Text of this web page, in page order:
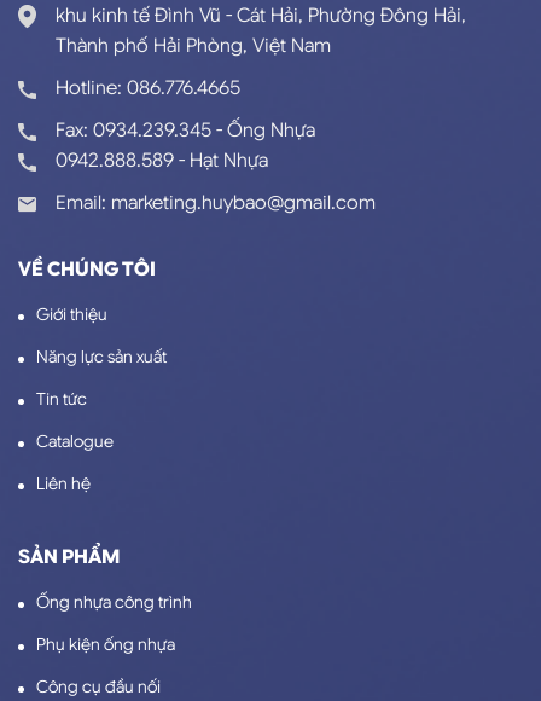
khu kinh tế Đình Vũ - Cát Hải, Phường Đông Hải,
Thành phố Hải Phòng, Việt Nam
Hotline: 086.776.4665
Fax: 0934.239.345 - Ống Nhựa
0942.888.589 - Hạt Nhựa
Email: marketing.huybao@gmail.com
VỀ CHÚNG TÔI
Giới thiệu
Năng lực sản xuất
Tin tức
Catalogue
Liên hệ
SẢN PHẨM
Ống nhựa công trình
Phụ kiện ống nhựa
Công cụ đầu nối